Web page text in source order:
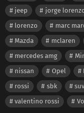
jeep
jorge
lorenzo
marc
Mazda
mclaren
mercedes amg
nissan
Opel
rossi
sbk suv
valentino rossi